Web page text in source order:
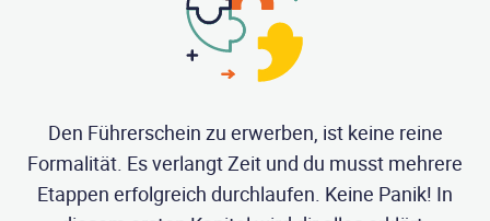
Den Führerschein zu erwerben, ist keine reine
Formalität. Es verlangt Zeit und du musst mehrere
Etappen erfolgreich durchlaufen. Keine Panik! In